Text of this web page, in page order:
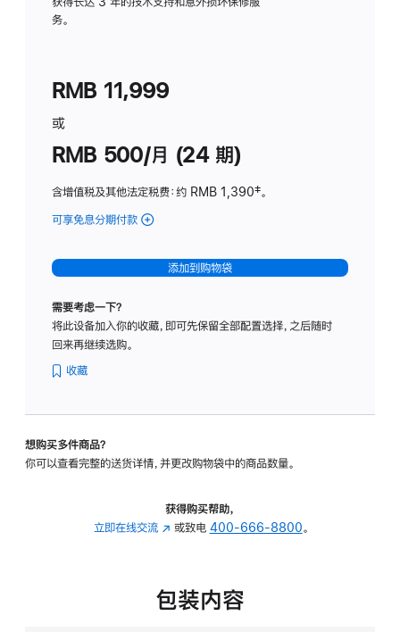
务。
RMB 11,999
或
RMB 500/月 (24 期)
含增值税及其他法定税费：约 RMB 1,390脚
‡。
可享免息分期付款 (Studio
-
标
璃
转
的
添加到购物袋
需要考虑一下？
将此设备加入你的收藏，即可先保留全部配置选择，之后随时
回来再继续选购。
收藏
想购买多件商品？
你可以查看完整的送货详情，并更改购物袋中的商品数量。
获得购买帮助，
立即在线交流 (在
中
或致电 400-666-8800。
包装内容